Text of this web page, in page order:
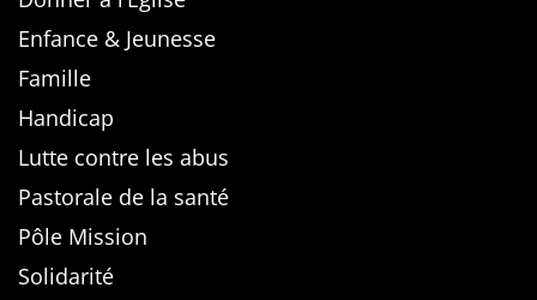
Enfance & Jeunesse
Famille
Handicap
Lutte contre les abus
Pastorale de la santé
Pôle Mission
Solidarité